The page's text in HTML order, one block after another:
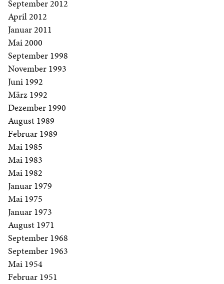
September 2012
April 2012
Januar 2011
Mai 2000
September 1998
November 1993
Juni 1992
März 1992
Dezember 1990
August 1989
Februar 1989
Mai 1985
Mai 1983
Mai 1982
Januar 1979
Mai 1975
Januar 1973
August 1971
September 1968
September 1963
Mai 1954
Februar 1951